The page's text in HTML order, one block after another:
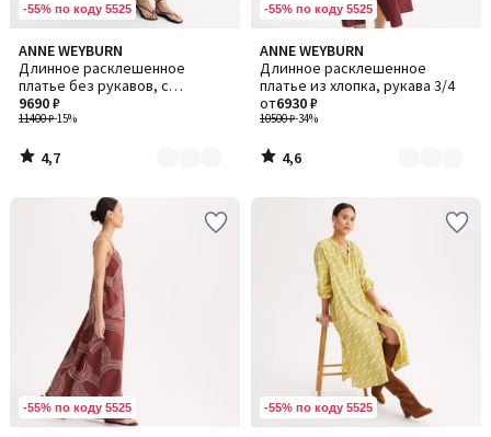
-55% по коду 5525
ANNE WEYBURN
Длинное расклешенное
платье без рукавов, с
вышивкой
11400 ₽-15%
9690 ₽
4,7
/ 5
Количество
цветов:
2
4,7
/
-55% по коду 5525
ANNE WEYBURN
Длинное расклешенное
платье из хлопка, рукава 3/4
10500 ₽-34%
от6930 ₽
4,6
/ 5
Количество
цветов:
2
4,6
/
-55% по коду 5525 -55% по коду 5525